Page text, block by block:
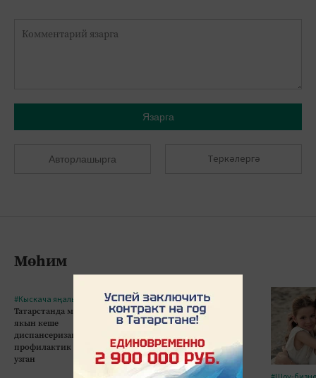
Язарга
Авторлашырга Теркәлергә
Мөһим
#Кыскача яңалыклар
Татарстанда миллионга
якын кеше
диспансеризация һәм
профилактик тикшеренү
узган
#Кыскача яңалыклар
Казанда 5 яшьлек бала
10нчы кат тәрәзәсеннән